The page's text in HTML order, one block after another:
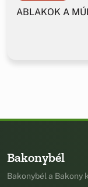
ABLAKOK A
Bakonybél
Bakonybél a Bakony